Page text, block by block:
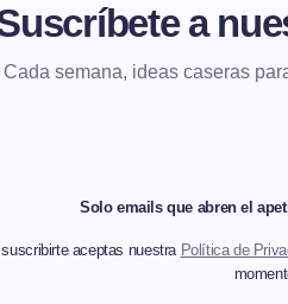
a
Cada semana, ideas caseras
Solo emails que abren el
aceptas nuestra Política de